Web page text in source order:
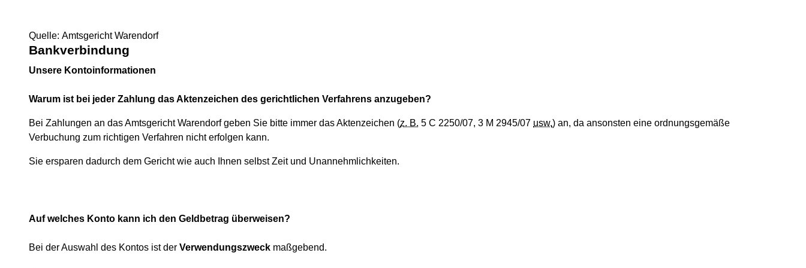
Quelle: Amtsgericht Warendorf
Bankverbindung
Unsere Kontoinformationen
Warum ist bei jeder Zahlung das Aktenzeichen des gerichtlichen Verfahrens anzugeben?
Bei Zahlungen an das Amtsgericht Warendorf geben Sie bitte immer das Aktenzeichen (z. B. 5 C 2250/07, 3 M 2945/07 usw.) an, da ansonsten eine ordnungsgemäße
Verbuchung zum richtigen Verfahren nicht erfolgen kann.
Sie ersparen dadurch dem Gericht wie auch Ihnen selbst Zeit und Unannehmlichkeiten.
Auf welches Konto kann ich den Geldbetrag überweisen?
Bei der Auswahl des Kontos ist der Verwendungszweck maßgebend.